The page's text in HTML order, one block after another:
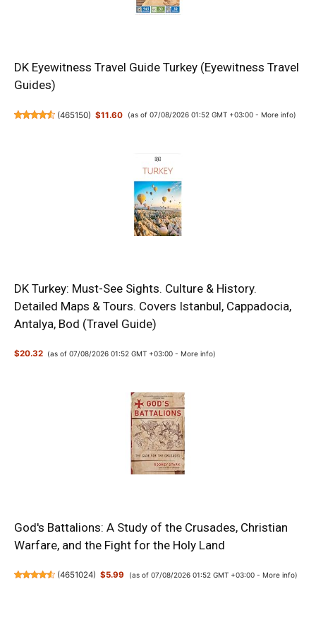
DK Eyewitness Travel Guide Turkey (Eyewitness Travel
Guides)
(465150) $11.60 (as of 07/08/2026 01:52 GMT +03:00 - More info)
DK Turkey: Must-See Sights. Culture & History.
Detailed Maps & Tours. Covers Istanbul, Cappadocia,
Antalya, Bod (Travel Guide)
$20.32 (as of 07/08/2026 01:52 GMT +03:00 -More info)
God's Battalions: A Study of the Crusades, Christian
Warfare, and the Fight for the Holy Land
(4651024) $5.99 (as of 07/08/2026 01:52 GMT +03:00 - More info)